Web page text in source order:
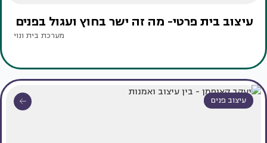
עיצוב בית פרטי- מה זה ישר בחוץ ועגול בפנים
מערכת בית ונוי
עיצוב פנים